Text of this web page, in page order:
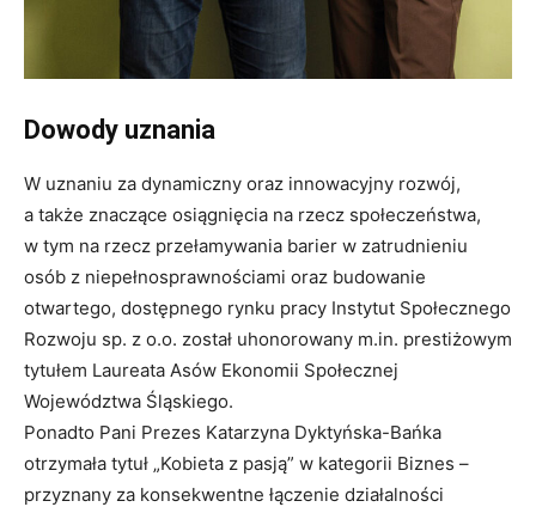
Dowody uznania
W uznaniu za dynamiczny oraz innowacyjny rozwój,
a także znaczące osiągnięcia na rzecz społeczeństwa,
w tym na rzecz przełamywania barier w zatrudnieniu
osób z niepełnosprawnościami oraz budowanie
otwartego, dostępnego rynku pracy Instytut Społecznego
Rozwoju sp. z o.o. został uhonorowany m.in. prestiżowym
tytułem Laureata Asów Ekonomii Społecznej
Województwa Śląskiego.
Ponadto Pani Prezes Katarzyna Dyktyńska-Bańka
otrzymała tytuł „Kobieta z pasją” w kategorii Biznes –
przyznany za konsekwentne łączenie działalności